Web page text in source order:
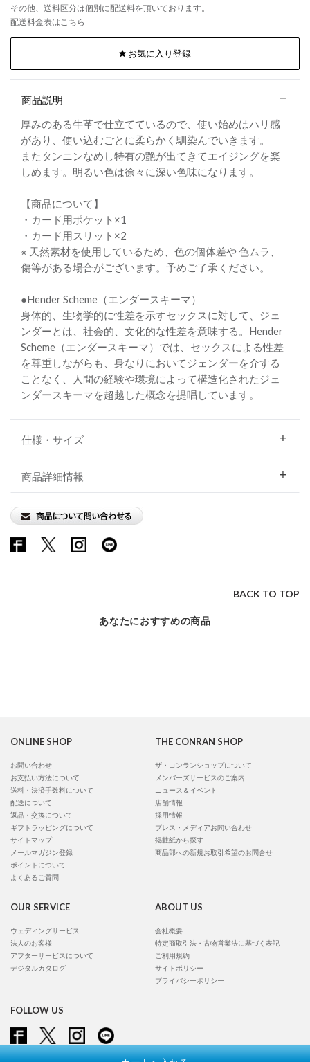
その他、送料区分は個別に配送料を頂いております。
配送料金表は こちら
お気に入り登録
商品説明
厚みのある牛革で仕立てているので、使い始めはハリ感
があり、使い込むごとに柔らかく馴染んでいきます。
またタンニンなめし特有の艶が出てきてエイジングを楽
しめます。明るい色は徐々に深い色味になります。
【商品について】
・カード用ポケット×1
・カード用スリット×2
※ 天然素材を使用しているため、色の個体差や 色ムラ、
傷等がある場合がございます。予めご了承ください。
●Hender Scheme（エンダースキーマ）
身体的、生物学的に性差を示すセックスに対して、ジェ
ンダーとは、社会的、文化的な性差を意味する。Hender
Scheme（エンダースキーマ）では、セックスによる性差
を尊重しながらも、身なりにおいてジェンダーを介する
ことなく、人間の経験や環境によって構造化されたジェ
ンダースキーマを超越した概念を提唱しています。
仕様・サイズ
商品詳細情報
BACK TO TOP
あなたにおすすめの商品
ONLINE SHOP
お問い合わせ
お支払い方法について
送料・決済手数料について
配送について
返品・交換について
ギフトラッピングについて
サイトマップ
メールマガジン登録
ポイントについて
よくあるご質問
THE CONRAN SHOP
ザ・コンランショップについて
メンバーズサービスのご案内
ニュース＆イベント
店舗情報
採用情報
プレス・メディアお問い合わせ
掲載紙から探す
商品部への新規お取引希望のお問合せ
OUR SERVICE
ウェディングサービス
法人のお客様
アフターサービスについて
デジタルカタログ
ABOUT US
会社概要
特定商取引法・古物営業法に基づく表記
ご利用規約
サイトポリシー
プライバシーポリシー
FOLLOW US